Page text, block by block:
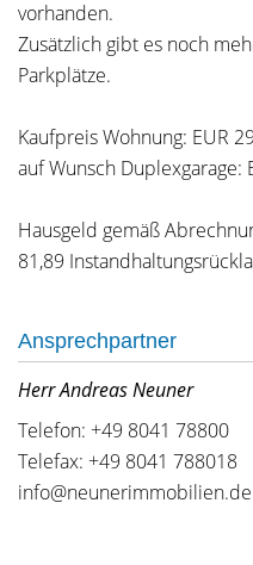
vorhanden.
Zusätzlich gibt es noch
Parkplätze.
Kaufpreis Wohnung: EUR
auf Wunsch Duplexgarage:
Hausgeld gemäß
81,89
Ansprechpartner
Herr Andreas Neuner
Telefon: +49 8041 78800
Telefax: +49 8041 788018
info@neunerimmobilien.de